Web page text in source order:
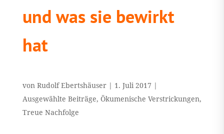
und was sie bewirkt
hat
von Rudolf Ebertshäuser| 1. Juli 2017 |
Ausgewählte Beiträge, Ökumenische Verstrickungen,
Treue Nachfolge